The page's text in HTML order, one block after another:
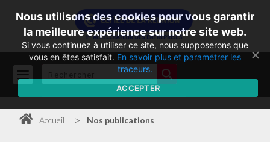
Accueil > Nos publications
Nous utilisons des cookies pour vous garantir
la meilleure expérience sur notre site web.
Si vous continuez à utiliser ce site, nous supposerons que
vous en êtes satisfait. En savoir plus et paramétrer les
traceurs.
ACCEPTER